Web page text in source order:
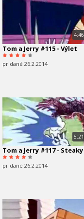
4:46
Tom a Jerry #115 - Výlet
pridané 26.2.2014
5:21
Tom a Jerry #117 - Steaky
pridané 26.2.2014